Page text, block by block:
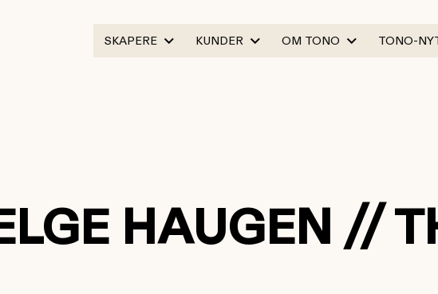
SKAPERE KUNDER OM TONO TONO-
HAUGEN //